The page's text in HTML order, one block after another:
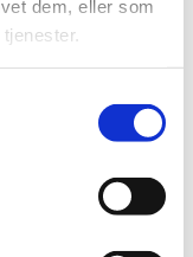
dem, eller som
kunne